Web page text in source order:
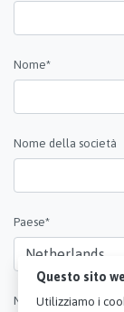
Nome*
Nome della società
Paese*
Numero di telefono
Questo sito
Utilizziamo i